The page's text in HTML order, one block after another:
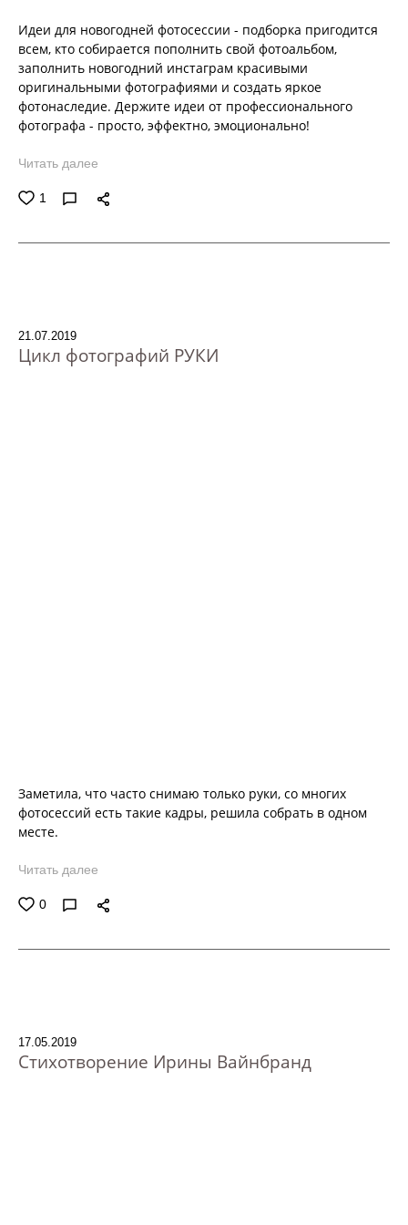
Идеи для новогодней фотосессии - подборка пригодится
всем, кто собирается пополнить свой фотоальбом,
заполнить новогодний инстаграм красивыми
оригинальными фотографиями и создать яркое
фотонаследие. Держите идеи от профессионального
фотографа - просто, эффектно, эмоционально!
Читать далее
1
Цикл фотографий РУКИ
21.07.2019
Заметила, что часто снимаю только руки, со многих
фотосессий есть такие кадры, решила собрать в одном
месте.
Читать далее
0
Стихотворение Ирины Вайнбранд
17.05.2019